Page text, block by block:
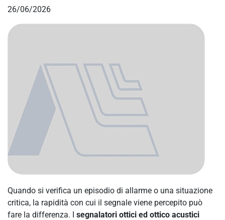
26/06/2026
Quando si verifica un episodio di allarme o una situazione
critica, la rapidità con cui il segnale viene percepito può
fare la differenza. I segnalatori ottici ed ottico acustici